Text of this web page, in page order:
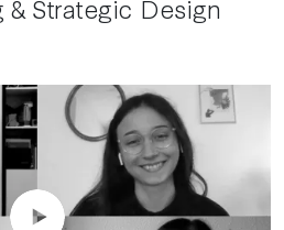
& Strategic Design